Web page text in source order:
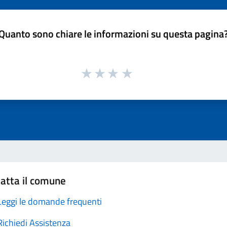
sono chiare le informazioni su questa
il comune
le domande frequenti
Assistenza